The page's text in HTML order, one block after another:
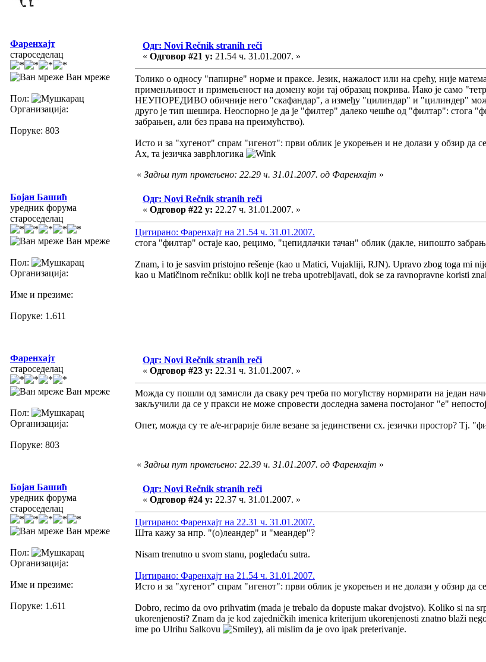
Фаренхајт
староседелац
Ван мреже
Пол:
Организација:
Поруке: 803
Одг: Novi Rečnik stranih reči
« Одговор #21 у: 21.54 ч. 31.01.2007. »
Толико о односу "папирне" норме и праксе. Језик, нажалост или на срећу, није
применљивост и примењеност на домену који тај образац покрива. Иако је само
НЕУПОРЕДИВО обичније него "скафандар", а између "цилиндар" и "цилиндер" може
друго је тип шешира. Неоспорно је да је "филтер" далеко чешће од "филтар": стога
забрањен, али без права на преимућство).
Исто и за "хугенот" спрам "игенот": први облик је укорењен и не долази у обзир
Ах, та језичка заврћлогика
« Задњи пут промењено: 22.29 ч. 31.01.2007. од Фаренхајт »
Бојан Башић
уредник форума
староседелац
Ван мреже
Пол:
Организација:
Име и презиме:
Поруке: 1.611
Одг: Novi Rečnik stranih reči
« Одговор #22 у: 22.27 ч. 31.01.2007. »
Цитирано: Фаренхајт на 21.54 ч. 31.01.2007.
стога "филтар" остаје као, рецимо, "цепидлачки тачан" облик (дакле, нипошто
Znam, i to je sasvim pristojno rešenje (kao u Matici, Vujakliji, RJN). Upravo zbog toga mi
kao u Matičinom rečniku: oblik koji ne treba upotrebljavati, dok se za ravnopravne koristi
Фаренхајт
староседелац
Ван мреже
Пол:
Организација:
Поруке: 803
Одг: Novi Rečnik stranih reči
« Одговор #23 у: 22.31 ч. 31.01.2007. »
Можда су пошли од замисли да сваку реч треба по могућству нормирати на један
закључили да се у пракси не може спровести доследна замена постојаног "е"
Опет, можда су те а/е-играрије биле везане за јединствени сх. језички простор? Тј.
« Задњи пут промењено: 22.39 ч. 31.01.2007. од Фаренхајт »
Бојан Башић
уредник форума
староседелац
Ван мреже
Пол:
Организација:
Име и презиме:
Поруке: 1.611
Одг: Novi Rečnik stranih reči
« Одговор #24 у: 22.37 ч. 31.01.2007. »
Цитирано: Фаренхајт на 22.31 ч. 31.01.2007.
Шта кажу за нпр. "(о)леандер" и "меандер"?
Nisam trenutno u svom stanu, pogledaću sutra.
Цитирано: Фаренхајт на 21.54 ч. 31.01.2007.
Исто и за "хугенот" спрам "игенот": први облик је укорењен и не долази у обзир да
Dobro, recimo da ovo prihvatim (mada je trebalo da dopuste makar dvojstvo). Koliko si na
ukorenjenosti? Znam da je kod zajedničkih imenica kriterijum ukorenjenosti znatno blaži
ime po Ulrihu Salkovu
), ali mislim da je ovo ipak preterivanje.